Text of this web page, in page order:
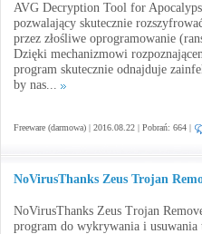
AVG Decryption Tool for
pozwalający skutecznie
przez złośliwe oprogramowanie
Dzięki mechanizmowi
program skutecznie odnajduje
by nas...
Freeware (darmowa) | 2016.08.22 | Pobrań: 664 |
NoVirusThanks Zeus Trojan
NoVirusThanks Zeus Trojan
program do wykrywania i